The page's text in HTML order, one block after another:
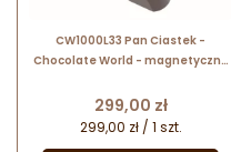
CW1000L33 Pan Ciastek -
Chocolate World - magnetyczna
czekoladek
Cena
299,00 zł
299,00 zł / 1 szt.